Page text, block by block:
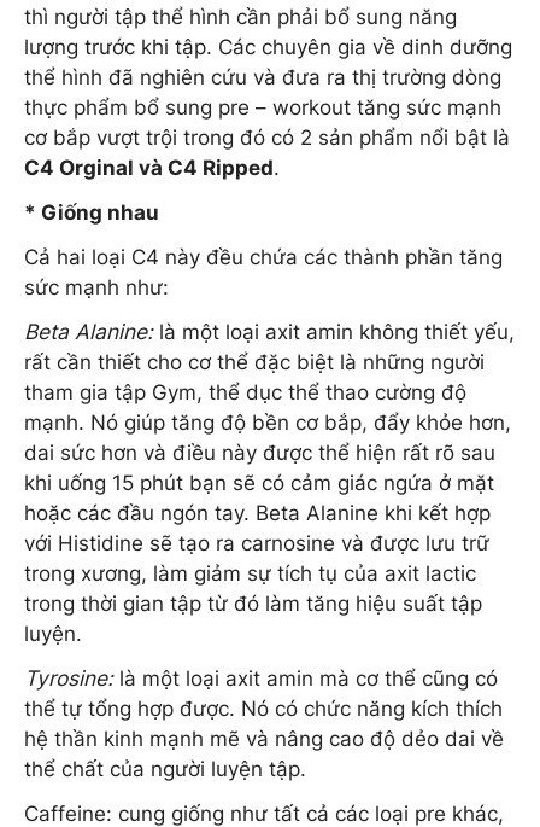
thì người tập thể hình cần phải bổ sung năng
lượng trước khi tập. Các chuyên gia về dinh dưỡng
thể hình đã nghiên cứu và đưa ra thị trường dòng
thực phẩm bổ sung pre – workout tăng sức mạnh
cơ bắp vượt trội trong đó có 2 sản phẩm nổi bật là
C4 Orginal và C4 Ripped.
* Giống nhau
Cả hai loại C4 này đều chứa các thành phần tăng
sức mạnh như:
Beta Alanine:là một loại axit amin không thiết yếu,
rất cần thiết cho cơ thể đặc biệt là những người
tham gia tập Gym, thể dục thể thao cường độ
mạnh. Nó giúp tăng độ bền cơ bắp, đẩy khỏe hơn,
dai sức hơn và điều này được thể hiện rất rõ sau
khi uống 15 phút bạn sẽ có cảm giác ngứa ở mặt
hoặc các đầu ngón tay. Beta Alanine khi kết hợp
với Histidine sẽ tạo ra carnosine và được lưu trữ
trong xương, làm giảm sự tích tụ của axit lactic
trong thời gian tập từ đó làm tăng hiệu suất tập
luyện.
Tyrosine:là một loại axit amin mà cơ thể cũng có
thể tự tổng hợp được. Nó có chức năng kích thích
hệ thần kinh mạnh mẽ và nâng cao độ dẻo dai về
thể chất của người luyện tập.
Caffeine: cung giống như tất cả các loại pre khác,